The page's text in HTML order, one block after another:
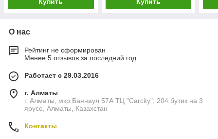
Купить Купить
О нас
Рейтинг не сформирован
Менее 5 отзывов за последний год
Работает с 29.03.2016
г. Алматы
г. Алматы, мкр.Баянаул 57А ТЦ "Carcity", 204 бутик на 3
ярусе, Алматы, Казахстан
Контакты